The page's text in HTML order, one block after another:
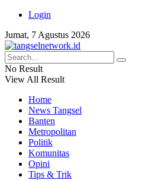
Login
Jumat, 7 Agustus 2026
No Result
View All Result
Home
News Tangsel
Banten
Metropolitan
Politik
Komunitas
Opini
Tips & Trik